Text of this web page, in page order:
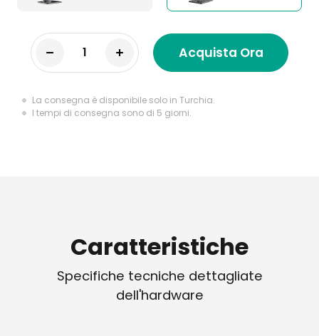
Acquista Ora
La consegna è disponibile solo in Turchia.
I tempi di consegna sono di 5 giorni.
Caratteristiche
Specifiche tecniche dettagliate
dell'hardware